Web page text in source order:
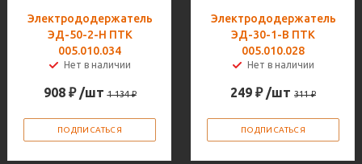
Электрододержатель
ЭД-50-2-H ПТК
005.010.034
Нет в наличии
908₽ /шт 1 134₽
ПОДПИСАТЬСЯ
Электрододержатель
ЭД-30-1-B ПТК
005.010.028
Нет в наличии
249 ₽ /шт 311₽
ПОДПИСАТЬСЯ